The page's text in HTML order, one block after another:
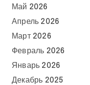
Май 2026
Апрель 2026
Март 2026
Февраль 2026
Январь 2026
Декабрь 2025